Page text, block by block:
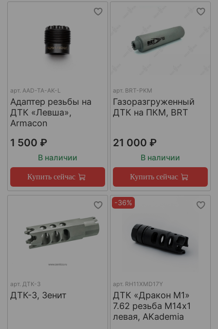
арт. AAD-TA-AK-L
Адаптер резьбы на
ДТК «Левша»,
Armacon
1 500 ₽
В наличии
Купить сейчас
арт. BRT-PKM
Газоразгруженный
ДТК на ПКМ, BRT
21 000 ₽
В наличии
Купить сейчас
арт. ДТК-3
ДТК-3, Зенит
-36%
арт. RH11XMD17Y
ДТК «Дракон М1»
7.62 резьба М14х1
левая, AKademia